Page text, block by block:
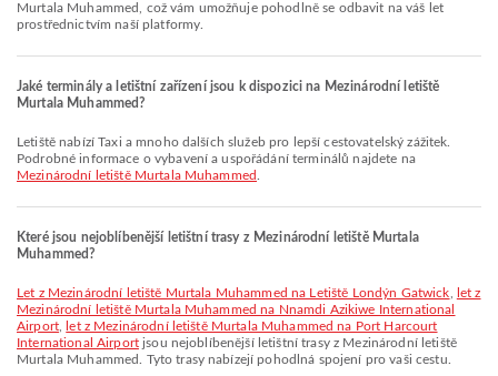
Murtala Muhammed, což vám umožňuje pohodlně se odbavit na váš let
prostřednictvím naší platformy.
Jaké terminály a letištní zařízení jsou k dispozici na Mezinárodní letiště
Murtala Muhammed?
Letiště nabízí Taxi a mnoho dalších služeb pro lepší cestovatelský zážitek.
Podrobné informace o vybavení a uspořádání terminálů najdete na
Mezinárodní letiště Murtala Muhammed
Které jsou nejoblíbenější letištní trasy z Mezinárodní letiště Murtala
Muhammed?
let z Mezinárodní letiště Murtala Muhammed na Letiště Londýn Gatwick
let z
Mezinárodní letiště Murtala Muhammed na Nnamdi Azikiwe International
Airport,
let z Mezinárodní letiště Murtala Muhammed na Port Harcourt
International Airportjsou nejoblíbenější letištní trasy z Mezinárodní letiště
Murtala Muhammed. Tyto trasy nabízejí pohodlná spojení pro vaši cestu.